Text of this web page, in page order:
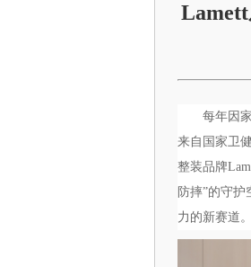
每年因
来自国家卫
整装品牌
防摔”的守
力的新赛道。